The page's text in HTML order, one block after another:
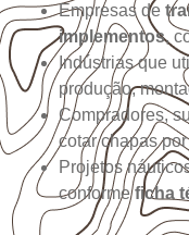
Empresas de
implementos,
Indústrias que
produção,
Compradores,
cotar chapas
Projetos
conformeficha